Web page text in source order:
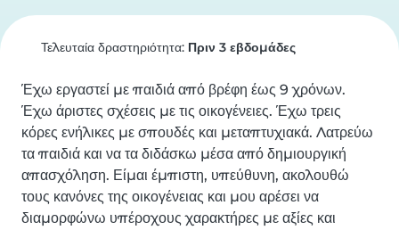
Τελευταία δραστηριότητα: Πριν 3 εβδομάδες
Έχω εργαστεί με παιδιά από βρέφη έως 9 χρόνων.
Έχω άριστες σχέσεις με τις οικογένειες. Έχω τρεις
κόρες ενήλικες με σπουδές και μεταπτυχιακά. Λατρεύω
τα παιδιά και να τα διδάσκω μέσα από δημιουργική
απασχόληση. Είμαι έμπιστη, υπεύθυνη, ακολουθώ
τους κανόνες της οικογένειας και μου αρέσει να
διαμορφώνω υπέροχους χαρακτήρες με αξίες και